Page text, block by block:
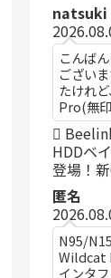
natsuki
こんば
ござい
たけれ
Pro(無
HDDベ
登場！
匿名
N95/
Wildcat
インタ